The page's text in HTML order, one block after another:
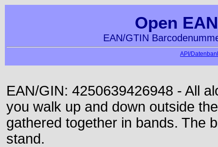
Open
EAN/GTIN
API/
EAN/GIN: 4250639426948 - All
you walk up and down outside
gathered together in bands. The
stand.